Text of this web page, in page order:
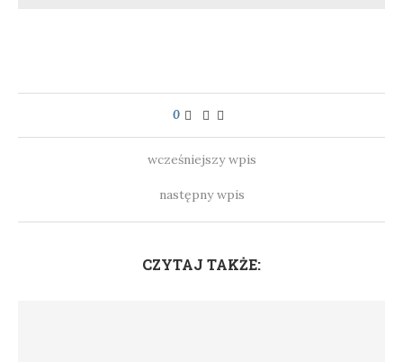
0
wcześniejszy wpis
następny wpis
CZYTAJ TAKŻE: